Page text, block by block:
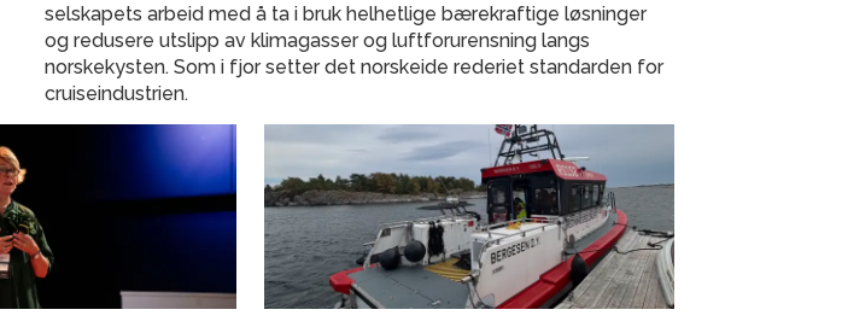
selskapets arbeid med å ta i bruk helhetlige bærekraftige løsninger
og redusere utslipp av klimagasser og luftforurensning langs
norskekysten. Som i fjor setter det norskeide rederiet standarden for
cruiseindustrien.